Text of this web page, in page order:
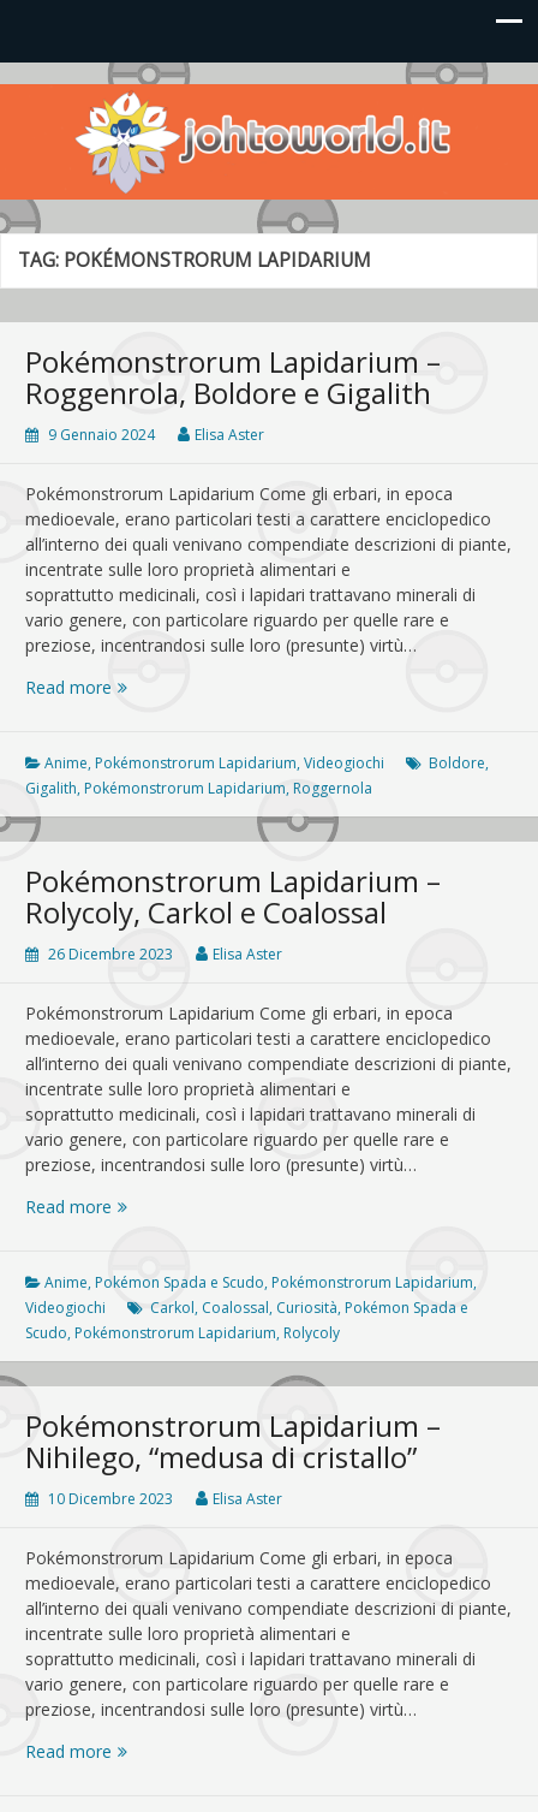
Johto World
Le novità più frizzanti dall'universo Pokémon e Nintendo
TAG: POKÉMONSTRORUM LAPIDARIUM
Pokémonstrorum Lapidarium –
Roggenrola, Boldore e Gigalith
9 Gennaio 2024 Elisa Aster
Pokémonstrorum Lapidarium Come gli erbari, in epoca
medioevale, erano particolari testi a carattere enciclopedico
all’interno dei quali venivano compendiate descrizioni di piante,
incentrate sulle loro proprietà alimentari e
soprattutto medicinali, così i lapidari trattavano minerali di
vario genere, con particolare riguardo per quelle rare e
preziose, incentrandosi sulle loro (presunte) virtù…
Read more Pokémonstrorum
Roggenrola,
Boldore
e
Gigalith
Anime, Pokémonstrorum Lapidarium,Videogiochi Boldore,
Gigalith, Pokémonstrorum Lapidarium, Roggernola
Pokémonstrorum Lapidarium –
Rolycoly, Carkol e Coalossal
26 Dicembre 2023 Elisa Aster
Pokémonstrorum Lapidarium Come gli erbari, in epoca
medioevale, erano particolari testi a carattere enciclopedico
all’interno dei quali venivano compendiate descrizioni di piante,
incentrate sulle loro proprietà alimentari e
soprattutto medicinali, così i lapidari trattavano minerali di
vario genere, con particolare riguardo per quelle rare e
preziose, incentrandosi sulle loro (presunte) virtù…
Read more Pokémonstrorum
–
Rolycoly,
Carkol
e
Coalossal
Anime, Pokémon Spada e Scudo, Pokémonstrorum Lapidarium,
Videogiochi
Carkol, Coalossal, Curiosità, Pokémon Spada e
Scudo, Pokémonstrorum Lapidarium, Rolycoly
Pokémonstrorum Lapidarium –
Nihilego, “medusa di cristallo”
10 Dicembre 2023 Elisa Aster
Pokémonstrorum Lapidarium Come gli erbari, in epoca
medioevale, erano particolari testi a carattere enciclopedico
all’interno dei quali venivano compendiate descrizioni di piante,
incentrate sulle loro proprietà alimentari e
soprattutto medicinali, così i lapidari trattavano minerali di
vario genere, con particolare riguardo per quelle rare e
preziose, incentrandosi sulle loro (presunte) virtù…
Read more Pokémonstrorum